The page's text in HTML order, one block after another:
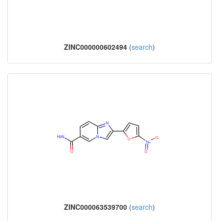
ZINC000000602494 (search)
ZINC000063539700 (search)